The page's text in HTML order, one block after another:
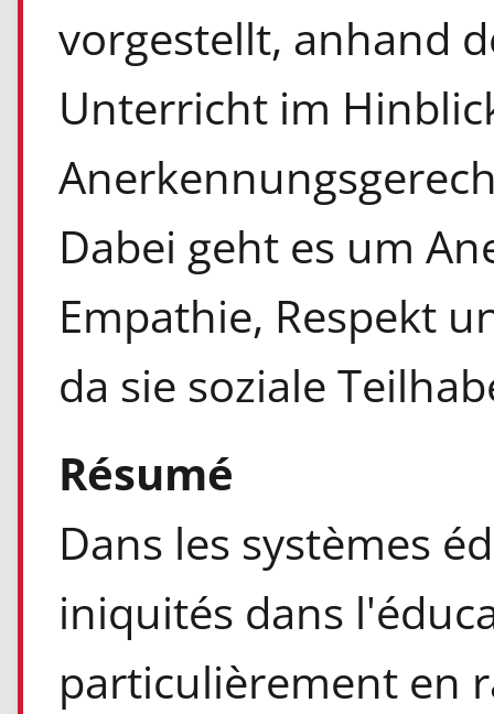
vorgestellt, anhand
Unterricht im
Dabei geht es um
Empathie, Respekt
da sie soziale
Résumé
Dans les systèmes
iniquités dans
particulièrement en